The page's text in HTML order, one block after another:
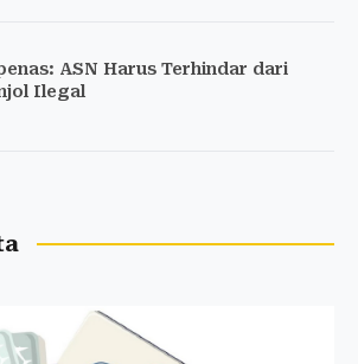
ASN Harus Terhindar dari
Ilegal